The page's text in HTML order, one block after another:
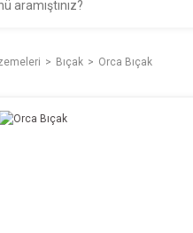
Bıçak Orca Bıçak